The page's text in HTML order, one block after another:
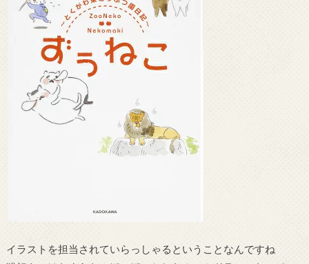
イラストを担当されていらっしゃるということなんですね